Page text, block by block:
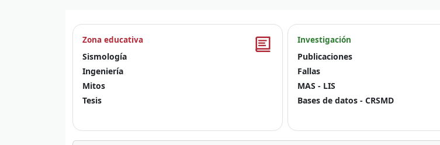
Zona educativa
Sismología
Ingeniería
Mitos
Tesis
Investigación
Publicaciones
Fallas
MAS - LIS
Bases de datos - CRSMD